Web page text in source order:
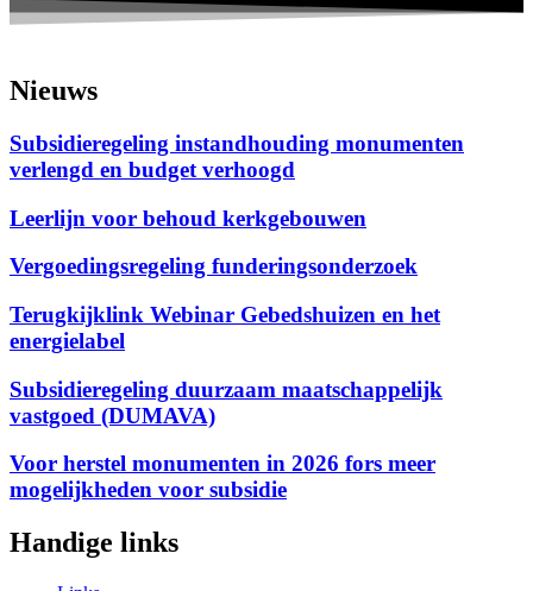
Nieuws
Subsidieregeling instandhouding monumenten
verlengd en budget verhoogd
Leerlijn voor behoud kerkgebouwen
Vergoedingsregeling funderingsonderzoek
Terugkijklink Webinar Gebedshuizen en het
energielabel
Subsidieregeling duurzaam maatschappelijk
vastgoed (DUMAVA)
Voor herstel monumenten in 2026 fors meer
mogelijkheden voor subsidie
Handige links